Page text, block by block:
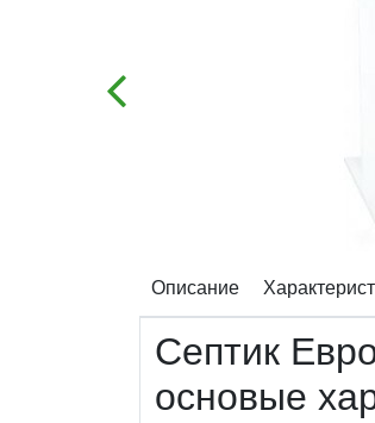
Описание
Септик
основые